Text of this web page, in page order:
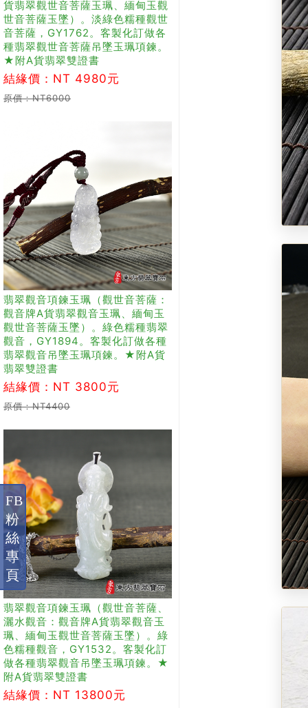
貨翡翠觀世音菩薩玉珮、緬甸玉觀
世音菩薩玉墜）。淡綠色糯種觀世
音菩薩，GY1762。客製化訂做各
種翡翠觀世音菩薩吊墜玉珮項鍊。
★附A貨翡翠雙證書
結緣價：NT 4980元
原價：NT6000
翡翠觀音項鍊玉珮（觀世音菩薩：
觀音牌A貨翡翠觀音玉珮、緬甸玉
觀世音菩薩玉墜）。綠色糯種翡翠
觀音，GY1894。客製化訂做各種
翡翠觀音吊墜玉珮項鍊。★附A貨
翡翠雙證書
結緣價：NT 3800元
原價：NT4400
翡翠觀音項鍊玉珮（觀世音菩薩、
灑水觀音：觀音牌A貨翡翠觀音玉
珮、緬甸玉觀世音菩薩玉墜）。綠
色糯種觀音，GY1532。客製化訂
做各種翡翠觀音吊墜玉珮項鍊。★
附A貨翡翠雙證書
結緣價：NT 13800元
FB
粉
絲
專
頁